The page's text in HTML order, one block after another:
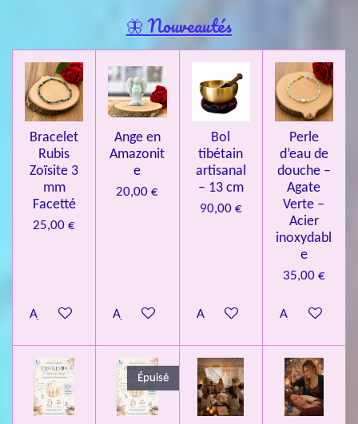
a
i
l
e
o
i
l
e
s
o
i
e
s
o
i
e
s
o
i
e
s
'
u
🦋 Nouveautés
Bracelet
Rubis
Zoïsite 3
mm
Facetté
25,00 €
Ajouter au panier
Ange en
Amazonit
e
20,00 €
Ajouter au panier
Bol
tibétain
artisanal
– 13 cm
90,00 €
Ajouter au panier
Perle
d’eau de
douche –
Agate
Verte –
Acier
inoxydabl
e
35,00 €
Ajouter au
Épuisé